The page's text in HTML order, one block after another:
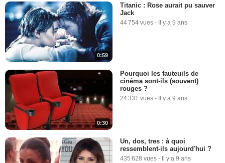
0:59
Titanic : Rose aurait pu sauver
Jack
44 754 vues - Il y a 9 ans
0:30
Pourquoi les fauteuils de
cinéma sont-ils (souvent)
rouges ?
24 331 vues - Il y a 9 ans
Un, dos, tres : à quoi
ressemblent-ils aujourd'hui ?
435 628 vues - Il y a 9 ans